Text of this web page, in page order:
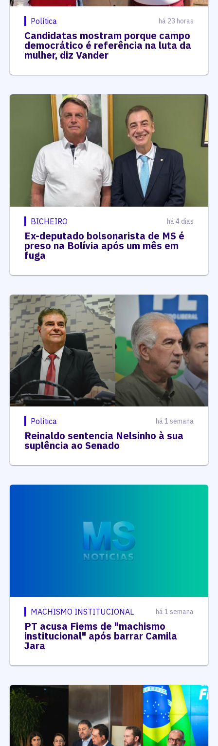
Política há 23 horas
Candidatas mostram porque campo
democrático é referência na luta da
mulher, diz Vander
BICHEIRO há 4 dias
Ex-deputado bolsonarista de MS é
preso na Bolívia após um mês em
fuga
Política há 1 semana
Reinaldo sentencia Nelsinho à sua
suplência ao Senado
MACHISMO INSTITUCIONAL há 1 semana
PT acusa Fiems de "machismo
institucional" após barrar Camila
Jara